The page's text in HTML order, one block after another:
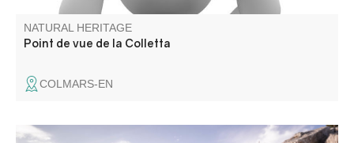
NATURAL HERITAGE
Point de vue de la Colletta
COLMARS-EN